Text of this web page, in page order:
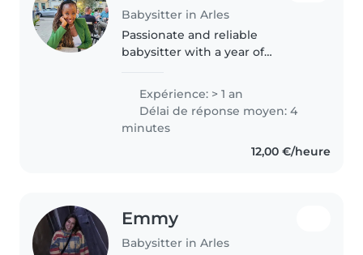
Babysitter in Arles
Passionate and reliable
babysitter with a year of
nurturing environment for
children of all ages. Whether it's
crafting, reading..
Expérience: > 1 an
Délai de réponse moyen: 4
minutes
12,00 €/heure
Emmy
Babysitter in Arles